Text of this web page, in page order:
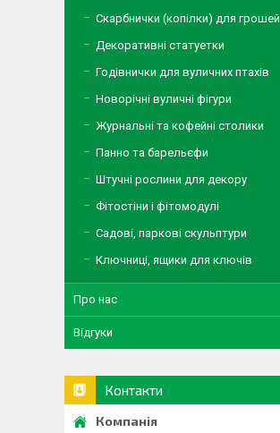
Скарбнички (копілки) для грошей
Декоративні статуетки
Годівнички для вуличних птахів
Новорічні вуличні фігури
Журнальні та кофейні столики
Панно та барельєфи
Штучні рослини для декору
Фітостіни і фітомодулі
Садові, паркові скульптури
Ключниці, ящики для ключів
Про нас
Відгуки
Контакти